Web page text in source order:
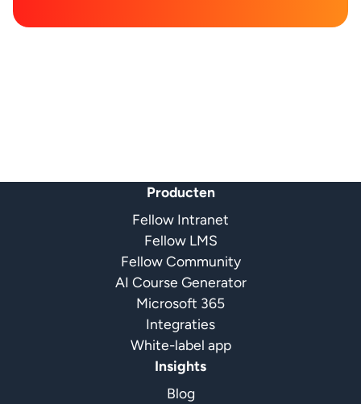
Producten
Fellow Intranet
Fellow LMS
Fellow Community
AI Course Generator
Microsoft 365
Integraties
White-label app
Insights
Blog